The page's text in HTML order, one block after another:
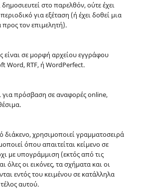
στο παρελθόν, ούτε έχει
για εξέταση (ή έχει δοθεί μια
τον επιμελητή).
είναι σε μορφή αρχείου εγγράφου
Word, RTF, ή WordPerfect.
για πρόσβαση σε αναφορές online,
διάκενο, χρησιμοποιεί γραμματοσειρά
όπου απαιτείται κείμενο σε
με υπογράμμιση (εκτός από τις
όλες οι εικόνες, τα σχήματα και οι
εντός του κειμένου σε κατάλληλα
αυτού.